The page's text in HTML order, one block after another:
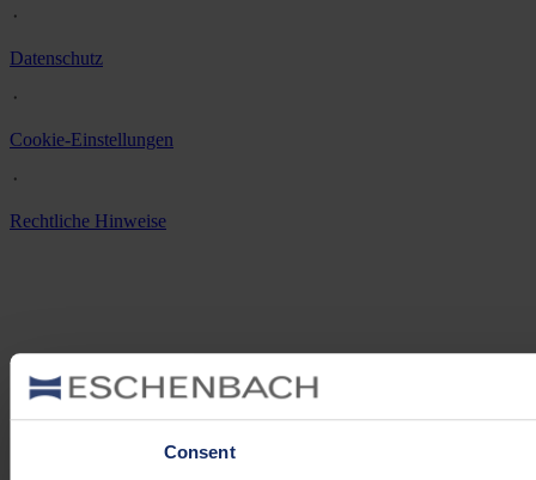
Consent
᛫
Datenschutz
᛫
Cookie-Einstellungen
᛫
Rechtliche Hinweise